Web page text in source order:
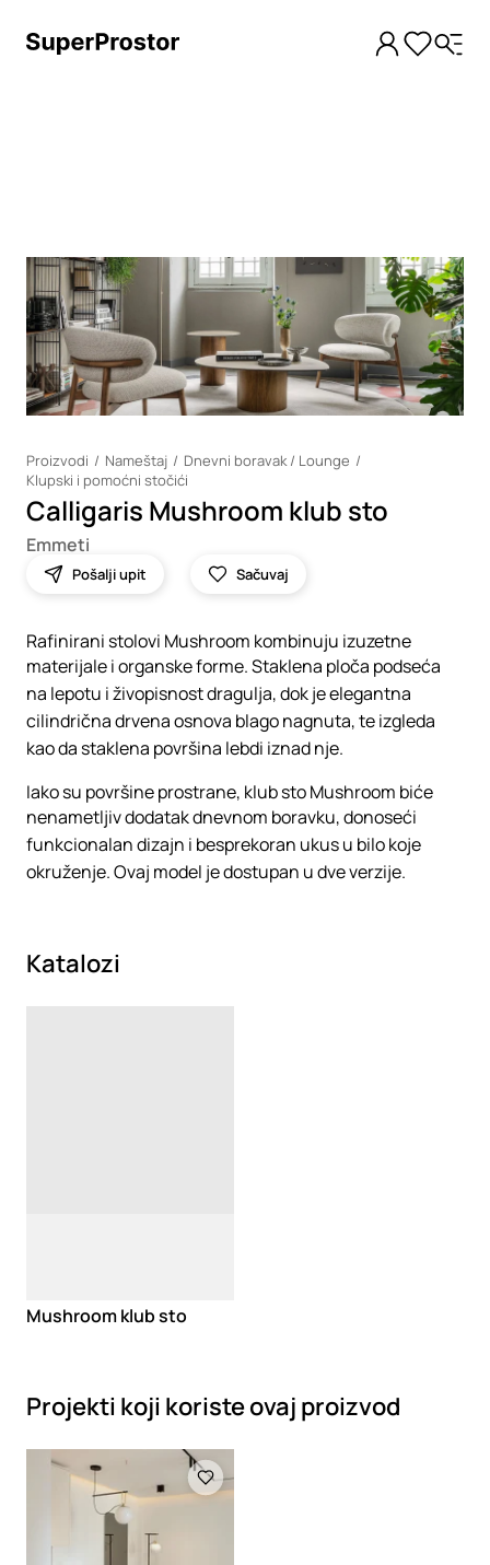
Loading
Proizvodi Nameštaj
Dnevni boravak / Lounge
Klupski i pomoćni stočići
Calligaris Mushroom klub sto
Emmeti
Pošalji upit Sačuvaj
Rafinirani stolovi Mushroom kombinuju izuzetne
materijale i organske forme. Staklena ploča podseća
na lepotu i živopisnost dragulja, dok je elegantna
cilindrična drvena osnova blago nagnuta, te izgleda
kao da staklena površina lebdi iznad nje.
Iako su površine prostrane, klub sto Mushroom biće
nenametljiv dodatak dnevnom boravku, donoseći
funkcionalan dizajn i besprekoran ukus u bilo koje
okruženje. Ovaj model je dostupan u dve verzije.
Katalozi
Mushroom klub sto
Projekti koji koriste ovaj proizvod
Loading